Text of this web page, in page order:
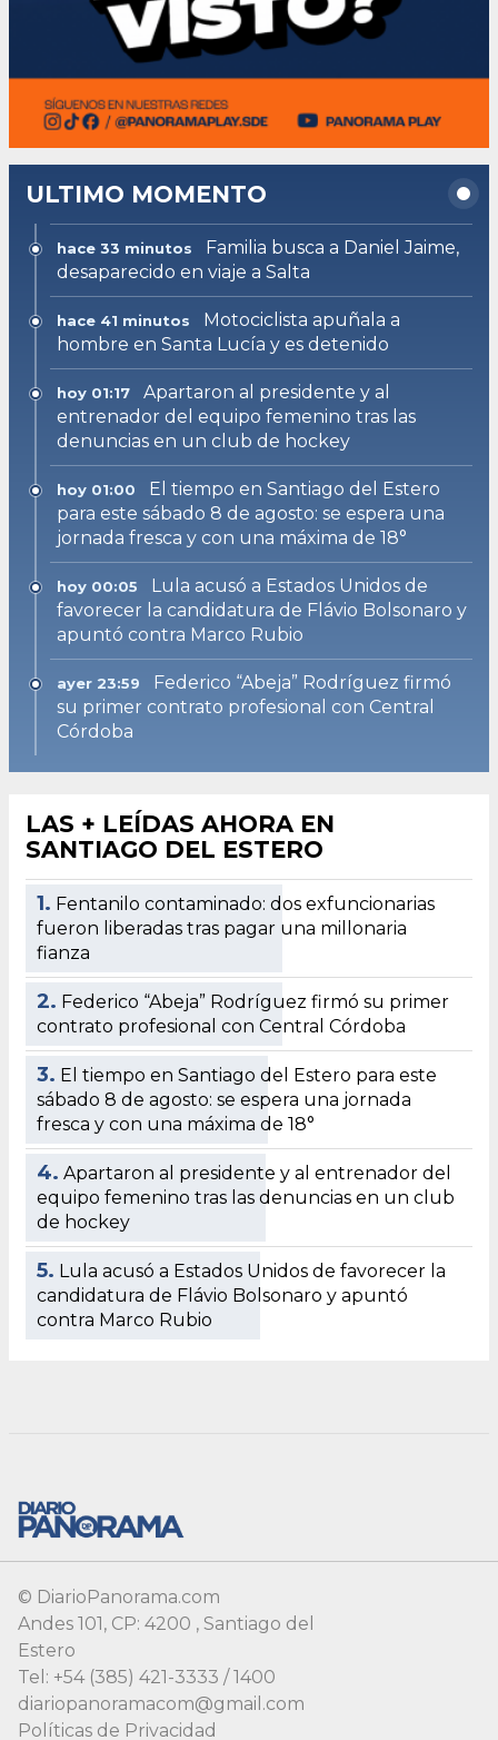
© DiarioPanorama.com
Andes 101, CP: 4200 , Santiago del
Estero
Tel: +54 (385) 421-3333 / 1400
diariopanoramacom@gmail.com
Políticas de Privacidad